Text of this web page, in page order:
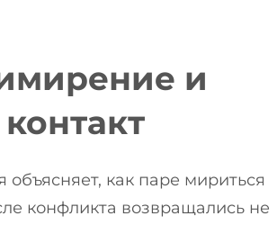
и
контакт
объясняет, как паре мириться
конфликта возвращались не